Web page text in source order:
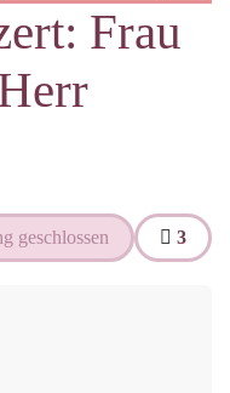
Frau
geschlossen 3